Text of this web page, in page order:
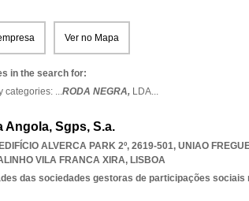
Ver no Mapa
in the search for:
categories: ...RODA NEGRA, LDA...
Angola, Sgps, S.a.
ALVERCA PARK 2º, 2619-501, UNIAO
VILA FRANCA XIRA, LISBOA
das sociedades gestoras de participações sociais